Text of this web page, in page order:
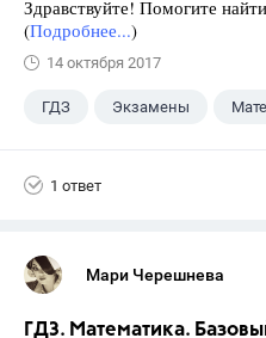
Здравствуйте! Помогите
(Подробнее...)
14 октября 2017
ГДЗ Экзамены
1 ответ
Мари Черешнева
ГДЗ. Математика.